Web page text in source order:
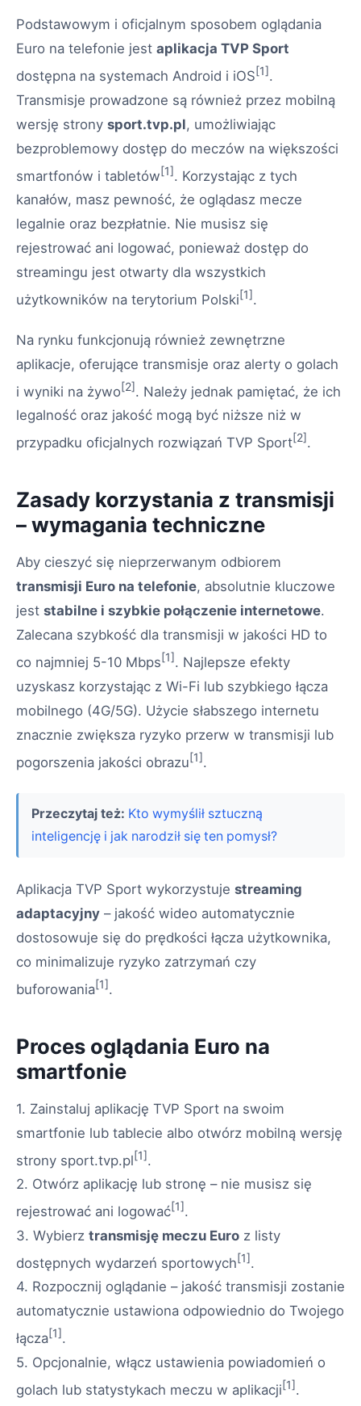
Podstawowym i oficjalnym sposobem oglądania
Euro na telefonie jest aplikacja TVP Sport
dostępna na systemach Android i iOS[1].
Transmisje prowadzone są również przez mobilną
wersję strony sport.tvp.pl, umożliwiając
bezproblemowy dostęp do meczów na większości
smartfonów i tabletów[1]. Korzystając z tych
kanałów, masz pewność, że oglądasz mecze
legalnie oraz bezpłatnie. Nie musisz się
rejestrować ani logować, ponieważ dostęp do
streamingu jest otwarty dla wszystkich
użytkowników na terytorium Polski[1].
Na rynku funkcjonują również zewnętrzne
aplikacje, oferujące transmisje oraz alerty o golach
i wyniki na żywo[2]. Należy jednak pamiętać, że ich
legalność oraz jakość mogą być niższe niż w
przypadku oficjalnych rozwiązań TVP Sport[2].
Zasady korzystania z transmisji
– wymagania techniczne
Aby cieszyć się nieprzerwanym odbiorem
transmisji Euro na telefonie, absolutnie kluczowe
jest stabilne i szybkie połączenie internetowe.
Zalecana szybkość dla transmisji w jakości HD to
co najmniej 5-10 Mbps[1]. Najlepsze efekty
uzyskasz korzystając z Wi-Fi lub szybkiego łącza
mobilnego (4G/5G). Użycie słabszego internetu
znacznie zwiększa ryzyko przerw w transmisji lub
pogorszenia jakości obrazu[1].
Przeczytaj też: Kto wymyślił sztuczną
inteligencję i jak narodził się ten pomysł?
Aplikacja TVP Sport wykorzystuje streaming
adaptacyjny – jakość wideo automatycznie
dostosowuje się do prędkości łącza użytkownika,
co minimalizuje ryzyko zatrzymań czy
buforowania[1].
Proces oglądania Euro na
smartfonie
1. Zainstaluj aplikację TVP Sport na swoim
smartfonie lub tablecie albo otwórz mobilną wersję
strony sport.tvp.pl[1].
2. Otwórz aplikację lub stronę – nie musisz się
rejestrować ani logować[1].
3. Wybierz transmisję meczu Euro z listy
dostępnych wydarzeń sportowych[1].
4. Rozpocznij oglądanie – jakość transmisji zostanie
automatycznie ustawiona odpowiednio do Twojego
łącza[1].
5. Opcjonalnie, włącz ustawienia powiadomień o
golach lub statystykach meczu w aplikacji[1].